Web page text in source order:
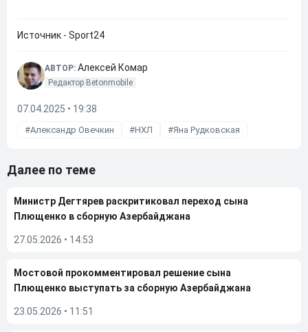
Источник - Sport24
АВТОР: Алексей Комар
Редактор Betonmobile
07.04.2025 • 19:38
Александр Овечкин НХЛ Яна Рудковская
Далее по теме
Министр Дегтярев раскритиковал переход сына
Плющенко в сборную Азербайджана
27.05.2026 • 14:53
Мостовой прокомментировал решение сына
Плющенко выступать за сборную Азербайджана
23.05.2026 • 11:51